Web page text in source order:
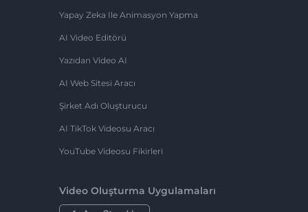
Yapay Zeka Ile Animasyon Yapma
AI Video Editörü
Yazıdan Video AI
AI Web Sitesi Aracı
Şirket Adı Oluşturucu
AI TikTok Videosu Aracı
YouTube Videosu Fikirleri
Video Oluşturma Uygulamaları